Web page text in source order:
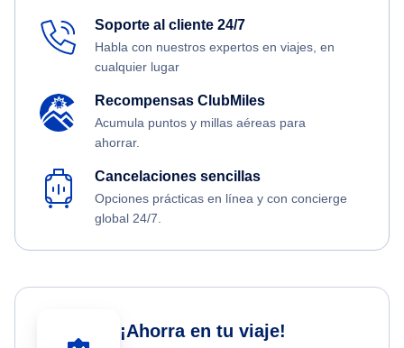
Soporte al cliente 24/7
Habla con nuestros expertos en viajes, en
cualquier lugar
Recompensas ClubMiles
Acumula puntos y millas aéreas para
ahorrar.
Cancelaciones sencillas
Opciones prácticas en línea y con concierge
global 24/7.
¡Ahorra en tu viaje!